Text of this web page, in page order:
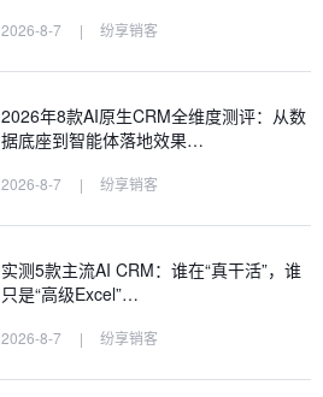
2026-8-7 | 纷享销客
2026年8款AI原生CRM全维度测评：从数
据底座到智能体落地效果…
2026-8-7 | 纷享销客
实测5款主流AI CRM：谁在“真干活”，谁
只是“高级Excel”…
2026-8-7 | 纷享销客